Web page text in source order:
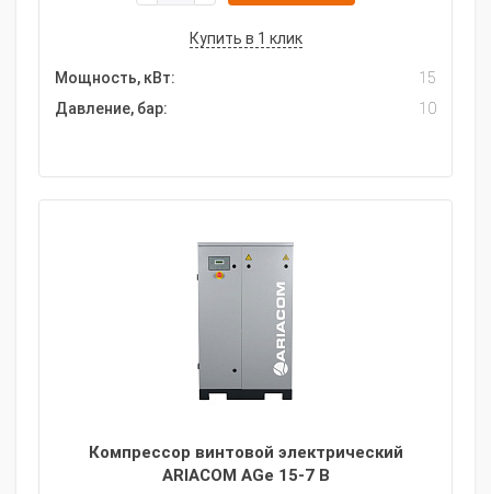
Купить в 1 клик
Мощность, кВт:
15
Давление, бар:
10
Компрессор винтовой электрический
ARIACOM AGe 15-7 B